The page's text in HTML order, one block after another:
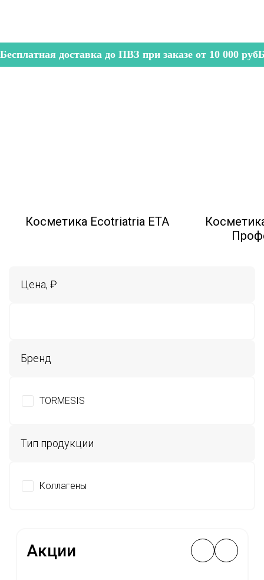
Бесплатная доставка до ПВЗ при заказе от 10 000 руб
Косметика Ecotriatria ETA
Цена, ₽
Бренд
TORMESIS
Тип продукции
Коллагены
Акции